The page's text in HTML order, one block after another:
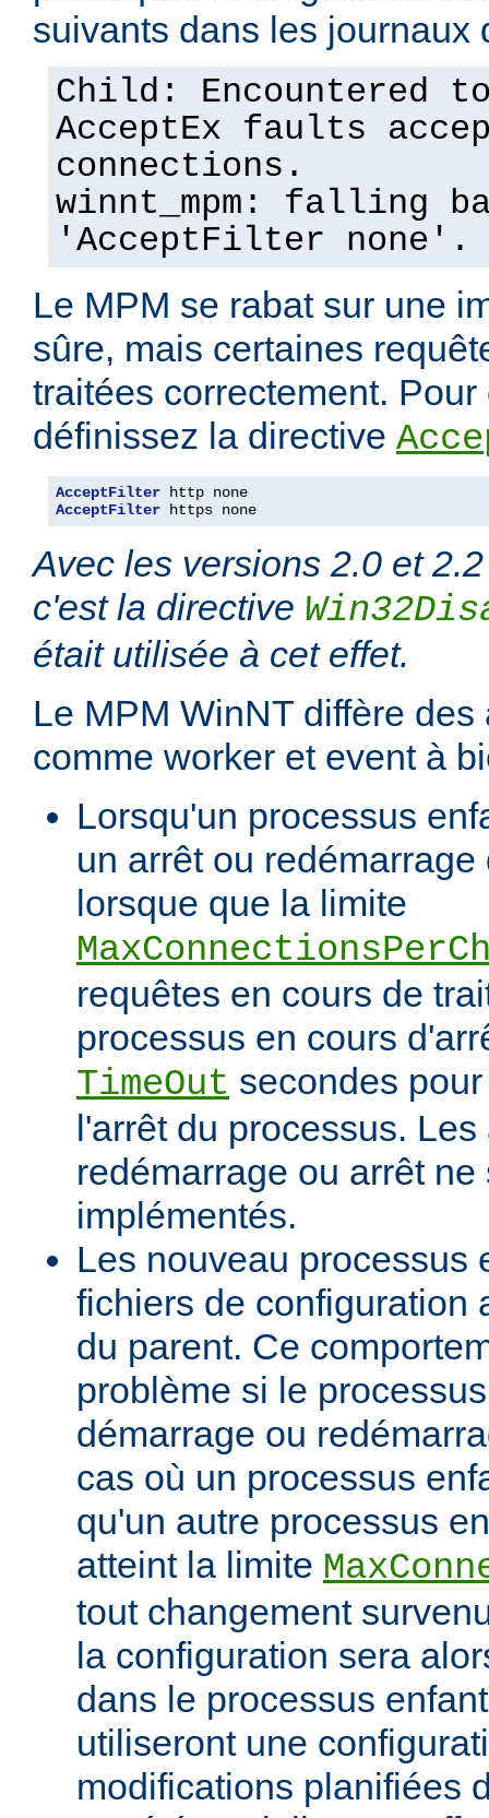
suivants dans les journaux
Child: Encountered
AcceptEx faults
connections.
winnt_mpm: falling
'AcceptFilter none'.
Le MPM se rabat sur une
sûre, mais certaines
traitées correctement.
définissez la directive
AcceptFilter
AcceptFilter https none
Avec les versions 2.0 et
c'est la directive
était utilisée à cet effet.
Le MPM WinNT diffère
comme worker et event à
Lorsqu'un processus
un arrêt ou redémarrage
lorsque que la limite
requêtes en cours de
processus en cours
TimeOut secondes
l'arrêt du processus.
redémarrage ou arrêt ne
implémentés.
Les nouveau processus
fichiers de configuration
du parent. Ce
problème si le
démarrage ou
cas où un processus
qu'un autre processus
atteint la limite
tout changement
la configuration sera
dans le processus
utiliseront une
modifications planifiées